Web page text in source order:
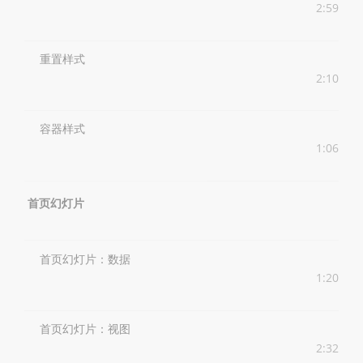
2:59
重置样式
2:10
容器样式
1:06
首页幻灯片
首页幻灯片：数据
1:20
首页幻灯片：视图
2:32